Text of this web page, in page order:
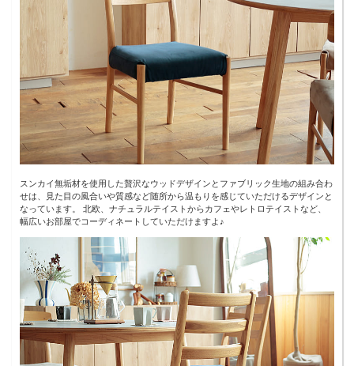
スンカイ無垢材を使用した贅沢なウッドデザインとファブリック生地の組み合わ
せは、見た目の風合いや質感など随所から温もりを感じていただけるデザインと
なっています。 北欧、ナチュラルテイストからカフェやレトロテイストなど、
幅広いお部屋でコーディネートしていただけますよ♪